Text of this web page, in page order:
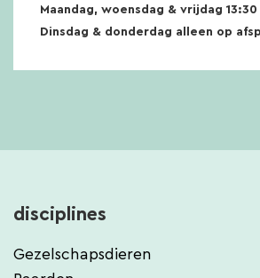
Maandag, woensdag & vrijdag 13:30
Dinsdag & donderdag alleen op
disciplines
Gezelschapsdieren